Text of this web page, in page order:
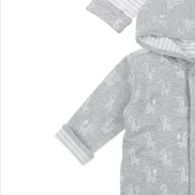
Bestellung & Lieferung
Retoure & Reklamation
Gutscheine & Aktionen
Kontakt & Service